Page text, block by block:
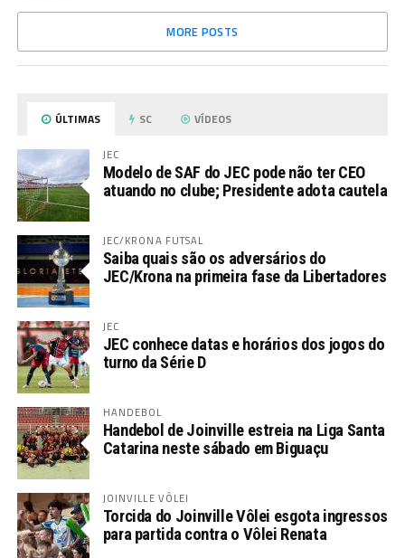
MORE POSTS
ÚLTIMAS SC VÍDEOS
JEC
Modelo de SAF do JEC pode não ter CEO
atuando no clube; Presidente adota cautela
JEC/KRONA FUTSAL
Saiba quais são os adversários do
JEC/Krona na primeira fase da Libertadores
JEC
JEC conhece datas e horários dos jogos do
turno da Série D
HANDEBOL
Handebol de Joinville estreia na Liga Santa
Catarina neste sábado em Biguaçu
JOINVILLE VÔLEI
Torcida do Joinville Vôlei esgota ingressos
para partida contra o Vôlei Renata